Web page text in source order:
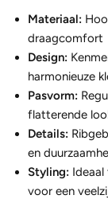
Materiaal:
draagcomfort
Design:
harmonieuze
Pasvorm:
flatterende
Details:
en
Styling:
voor een